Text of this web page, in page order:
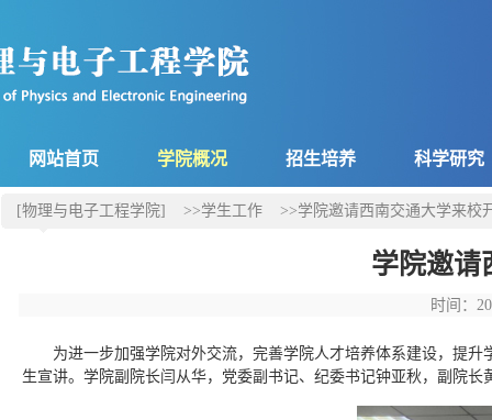
网站首页 学院概况 招生培养 科学研究
[物理与电子工程学院] >>学生工作 >>学院邀请西南交通大学来校
学院邀请
时间：
为进一步加强学院对外交流，完善学院人才培养体系建设，提升
生宣讲。学院副院长闫从华，党委副书记、纪委书记钟亚秋，副院